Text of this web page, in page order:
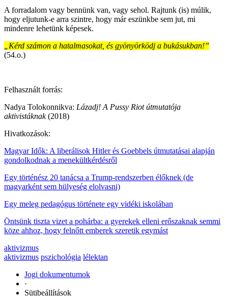
A forradalom vagy bennünk van, vagy sehol. Rajtunk (is) múlik,
hogy eljutunk-e arra szintre, hogy már eszünkbe sem jut, mi
mindenre lehetünk képesek.
„Kérd számon a hatalmasokat, és gyönyörködj a bukásukban!”
(54.o.)
Felhasznált forrás:
Nadya Tolokonnikva: Lázadj! A Pussy Riot útmutatója
aktivistáknak(2018)
Hivatkozások:
Magyar Idők: A liberálisok Hitler és Goebbels útmutatásai alapján
gondolkodnak a menekültkérdésről
Egy történész 20 tanácsa a Trump-rendszerben élőknek (de
magyarként sem hülyeség elolvasni)
Egy meleg pedagógus története egy vidéki iskolában
Öntsünk tiszta vizet a pohárba: a gyerekek elleni erőszaknak semmi
köze ahhoz, hogy felnőtt emberek szeretik egymást
aktivizmus
aktivizmus pszichológia lélektan
Jogi dokumentumok
·
Sütibeállítások